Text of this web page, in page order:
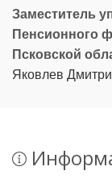
Заместитель
Пенсионного
Псковской
Яковлев